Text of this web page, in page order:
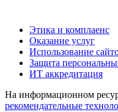
Этика и комплаенс
Оказание услуг
Использование
Защита
ИТ аккредитация
На информационном
рекомендательные